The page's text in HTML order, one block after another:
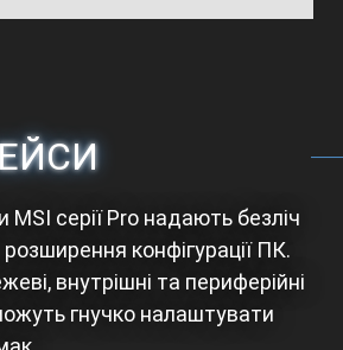
MSI серії Pro надають безліч
конфігурації ПК.
внутрішні та периферійні
гнучко налаштувати